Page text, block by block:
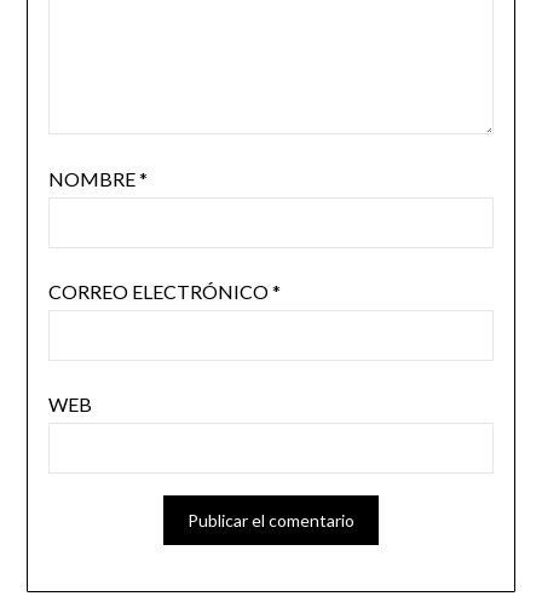
NOMBRE*
CORREO ELECTRÓNICO*
WEB